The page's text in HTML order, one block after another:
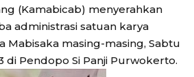
(Kamabicab) menyerahkan
administrasi satuan karya
Mabisaka masing-masing, Sabtu
di Pendopo Si Panji Purwokerto.